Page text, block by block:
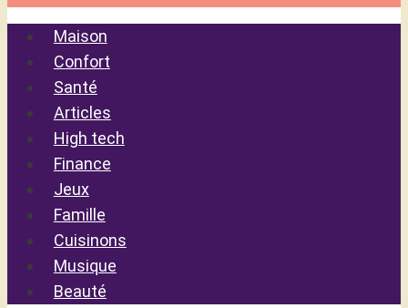
Maison
Confort
Santé
Articles
High tech
Finance
Jeux
Famille
Cuisinons
Musique
Beauté